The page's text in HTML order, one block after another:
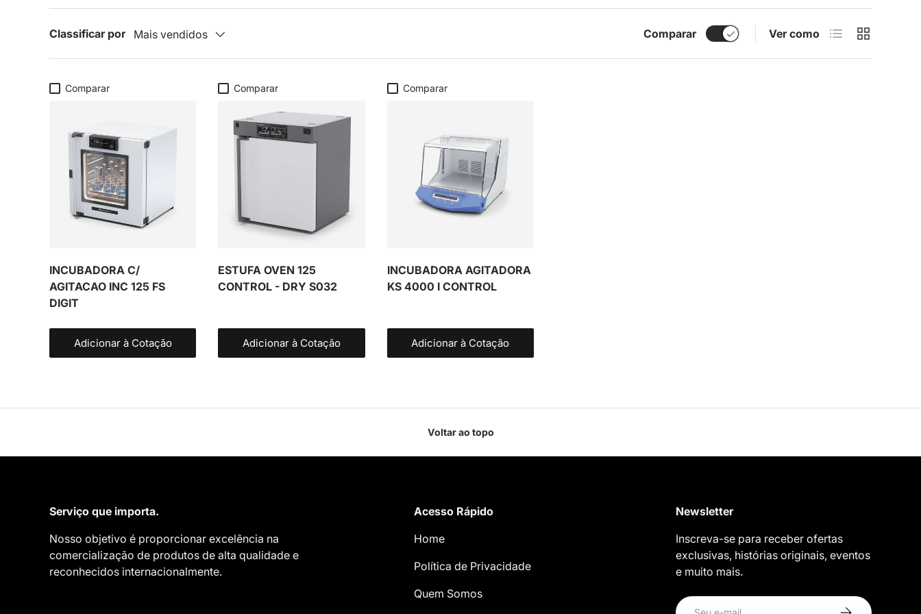
Classificar por Mais vendidos Comparar Ver como Lista Grade
Comparar
INCUBADORA C/
AGITACAO INC 125 FS
DIGIT
Adicionar à Cotação
Comparar
ESTUFA OVEN 125
CONTROL - DRY S032
Adicionar à Cotação
Comparar
INCUBADORA AGITADORA
KS 4000 I CONTROL
Adicionar à Cotação
Voltar ao topo
Serviço que importa.
Nosso objetivo é proporcionar excelência na
comercialização de produtos de alta qualidade e
reconhecidos internacionalmente.
Acesso Rápido
Home
Política de Privacidade
Quem Somos
Newsletter
Inscreva-se para receber ofertas
exclusivas, histórias originais, eventos
e muito mais.
E-mail Inscrever-se